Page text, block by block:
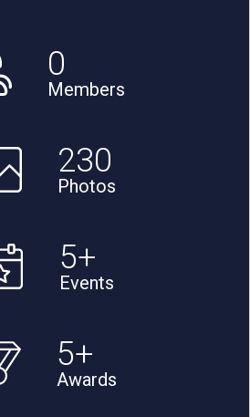
0
Members
230
Photos
5+
Events
5+
Awards